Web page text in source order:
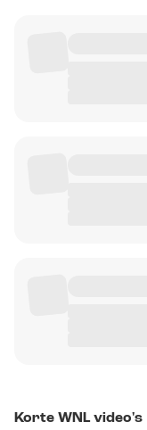
Korte WNL video's